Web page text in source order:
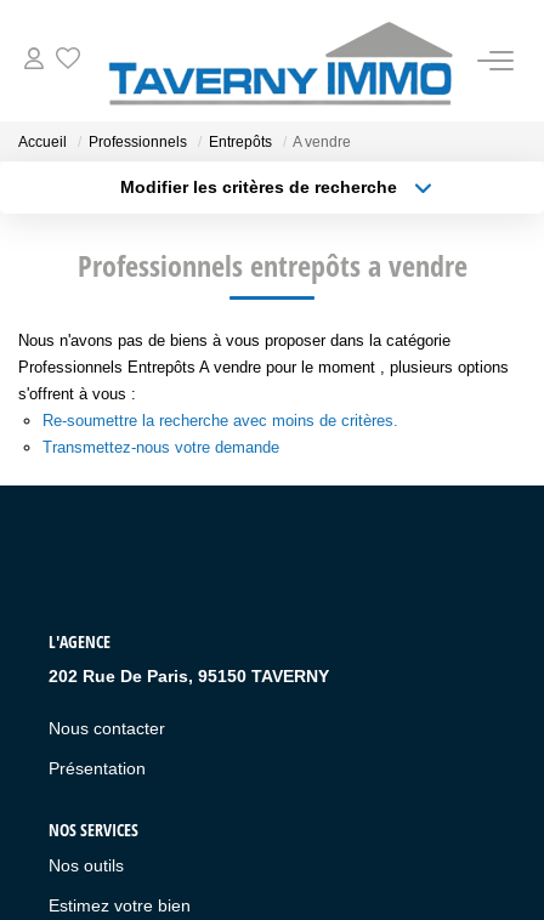
ESTIMATION
OUTILS
NOTRE AGENCE
CONTACT
Accueil Professionnels Entrepôts A vendre
Modifier les critères de recherche
Type de bien
Surface min
Budget max Plus de critères
Professionnels entrepôts a vendre
Nous n'avons pas de biens à vous proposer dans la catégorie
Professionnels Entrepôts A vendre pour le moment , plusieurs options
s'offrent à vous :
Re-soumettre la recherche avec moins de critères.
Transmettez-nous votre demande
L'AGENCE
202 Rue De Paris, 95150 TAVERNY
Nous contacter
Présentation
NOS SERVICES
Nos outils
Estimez votre bien